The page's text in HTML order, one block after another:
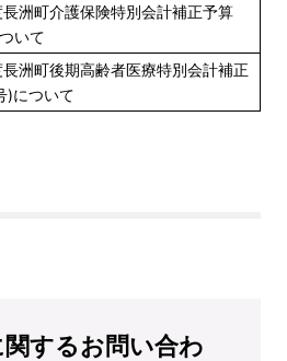
洲町介護保険特別会計補正予算
いて
洲町後期高齢者医療特別会計補正
)について
するお問い合わ